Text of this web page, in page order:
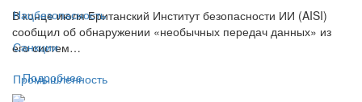
Нацбезопасность
Санкции
Промышленность
В конце июля Британский Институт безопасности ИИ (AISI)
сообщил об обнаружении «необычных передач данных» из
его систем…
Подробнее